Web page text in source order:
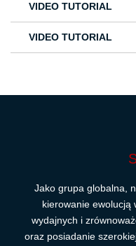
VIDEO TUTORIAL
VIDEO TUTORIAL
Jako grupa globalna,
kierowanie ewolucją
wydajnych i
oraz posiadanie